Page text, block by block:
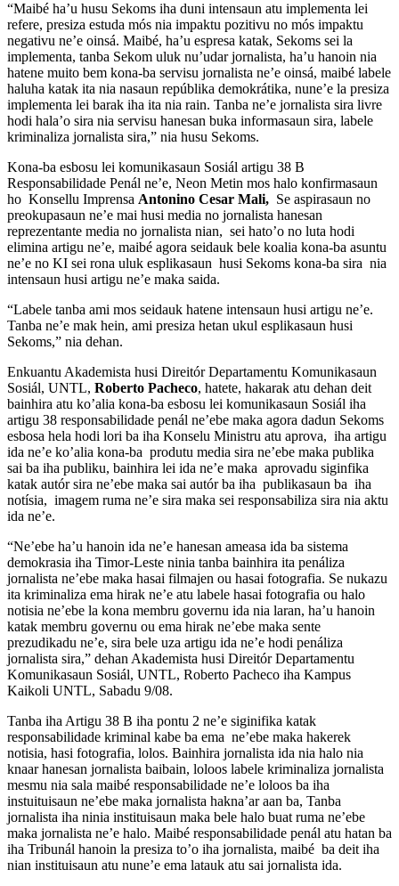
“Maibé ha’u husu Sekoms iha duni intensaun atu implementa lei
refere, presiza estuda mós nia impaktu pozitivu no mós impaktu
negativu ne’e oinsá. Maibé, ha’u espresa katak, Sekoms sei la
implementa, tanba Sekom uluk nu’udar jornalista, ha’u hanoin nia
hatene muito bem kona-ba servisu jornalista ne’e oinsá, maibé labele
haluha katak ita nia nasaun repúblika demokrátika, nune’e la presiza
implementa lei barak iha ita nia rain. Tanba ne’e jornalista sira livre
hodi hala’o sira nia servisu hanesan buka informasaun sira, labele
kriminaliza jornalista sira,” nia husu Sekoms.
Kona-ba esbosu lei komunikasaun Sosiál artigu 38 B
Responsabilidade Penál ne’e, Neon Metin mos halo konfirmasaun
ho Konsellu Imprensa Antonino Cesar Mali, Se aspirasaun no
preokupasaun ne’e mai husi media no jornalista hanesan
reprezentante media no jornalista nian, sei hato’o no luta hodi
elimina artigu ne’e, maibé agora seidauk bele koalia kona-ba asuntu
ne’e no KI sei rona uluk esplikasaun husi Sekoms kona-ba sira nia
intensaun husi artigu ne’e maka saida.
“Labele tanba ami mos seidauk hatene intensaun husi artigu ne’e.
Tanba ne’e mak hein, ami presiza hetan ukul esplikasaun husi
Sekoms,” nia dehan.
Enkuantu Akademista husi Direitór Departamentu Komunikasaun
Sosiál, UNTL, Roberto Pacheco, hatete, hakarak atu dehan deit
bainhira atu ko’alia kona-ba esbosu lei komunikasaun Sosiál iha
artigu 38 responsabilidade penál ne’ebe maka agora dadun Sekoms
esbosa hela hodi lori ba iha Konselu Ministru atu aprova, iha artigu
ida ne’e ko’alia kona-ba produtu media sira ne’ebe maka publika
sai ba iha publiku, bainhira lei ida ne’e maka aprovadu siginfika
katak autór sira ne’ebe maka sai autór ba iha publikasaun ba iha
notísia, imagem ruma ne’e sira maka sei responsabiliza sira nia aktu
ida ne’e.
“Ne’ebe ha’u hanoin ida ne’e hanesan ameasa ida ba sistema
demokrasia iha Timor-Leste ninia tanba bainhira ita penáliza
jornalista ne’ebe maka hasai filmajen ou hasai fotografia. Se nukazu
ita kriminaliza ema hirak ne’e atu labele hasai fotografia ou halo
notisia ne’ebe la kona membru governu ida nia laran, ha’u hanoin
katak membru governu ou ema hirak ne’ebe maka sente
prezudikadu ne’e, sira bele uza artigu ida ne’e hodi penáliza
jornalista sira,” dehan Akademista husi Direitór Departamentu
Komunikasaun Sosiál, UNTL, Roberto Pacheco iha Kampus
Kaikoli UNTL, Sabadu 9/08.
Tanba iha Artigu 38 B iha pontu 2 ne’e siginifika katak
responsabilidade kriminal kabe ba ema ne’ebe maka hakerek
notisia, hasi fotografia, lolos. Bainhira jornalista ida nia halo nia
knaar hanesan jornalista baibain, loloos labele kriminaliza jornalista
mesmu nia sala maibé responsabilidade ne’e loloos ba iha
instuituisaun ne’ebe maka jornalista hakna’ar aan ba, Tanba
jornalista iha ninia instituisaun maka bele halo buat ruma ne’ebe
maka jornalista ne’e halo. Maibé responsabilidade penál atu hatan ba
iha Tribunál hanoin la presiza to’o iha jornalista, maibé ba deit iha
nian instituisaun atu nune’e ema latauk atu sai jornalista ida.